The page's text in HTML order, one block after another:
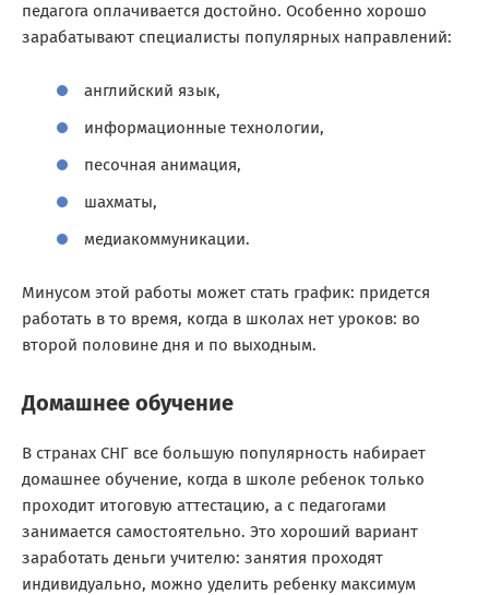
педагога оплачивается достойно. Особенно хорошо
зарабатывают специалисты популярных направлений:
английский язык,
информационные технологии,
песочная анимация,
шахматы,
медиакоммуникации.
Минусом этой работы может стать график: придется
работать в то время, когда в школах нет уроков: во
второй половине дня и по выходным.
Домашнее обучение
В странах СНГ все большую популярность набирает
домашнее обучение, когда в школе ребенок только
проходит итоговую аттестацию, а с педагогами
занимается самостоятельно. Это хороший вариант
заработать деньги учителю: занятия проходят
индивидуально, можно уделить ребенку максимум